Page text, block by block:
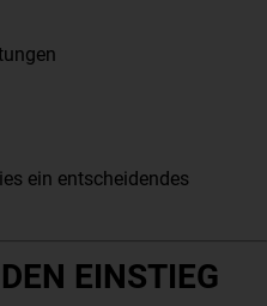
ein entscheidendes
EINSTIEG